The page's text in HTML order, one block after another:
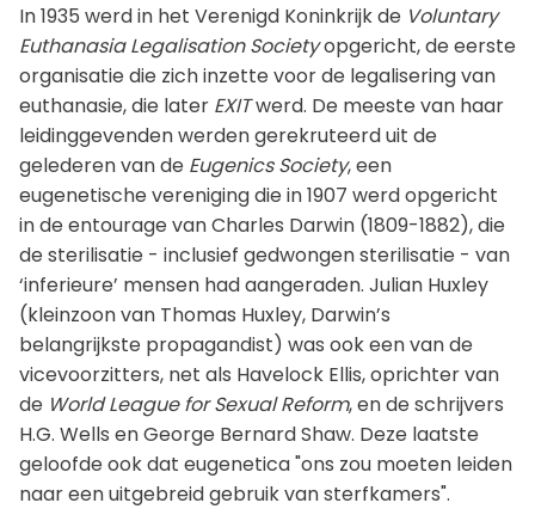
In 1935 werd in het Verenigd Koninkrijk de Voluntary
Euthanasia Legalisation Societyopgericht, de eerste
organisatie die zich inzette voor de legalisering van
euthanasie, die later EXITwerd. De meeste van haar
leidinggevenden werden gerekruteerd uit de
gelederen van de Eugenics Society, een
eugenetische vereniging die in 1907 werd opgericht
in de entourage van Charles Darwin (1809-1882), die
de sterilisatie - inclusief gedwongen sterilisatie - van
‘inferieure’ mensen had aangeraden. Julian Huxley
(kleinzoon van Thomas Huxley, Darwin’s
belangrijkste propagandist) was ook een van de
vicevoorzitters, net als Havelock Ellis, oprichter van
de World League for Sexual Reform, en de schrijvers
H.G. Wells en George Bernard Shaw. Deze laatste
geloofde ook dat eugenetica "ons zou moeten leiden
naar een uitgebreid gebruik van sterfkamers".